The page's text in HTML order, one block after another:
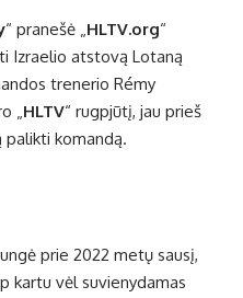
“ pranešė „HLTV.org“
Izraelio atstovą Lotaną
trenerio Rémy
„HLTV“ rugpjūtį, jau prieš
palikti komandą.
prie 2022 metų sausį,
kartu vėl suvienydamas